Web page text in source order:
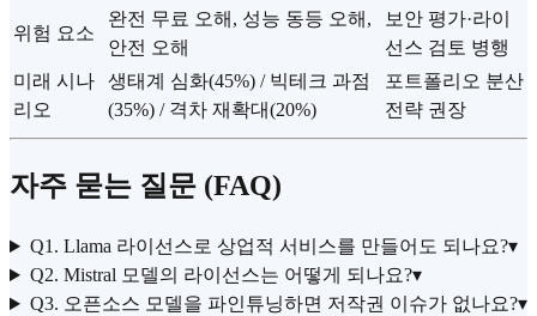
위험 요소
완전 무료 오해, 성능 동등 오해,
안전 오해
보안 평가·라이
선스 검토 병행
미래 시나
리오
생태계 심화(45%) / 빅테크 과점
(35%) / 격차 재확대(20%)
포트폴리오 분산
전략 권장
자주 묻는 질문 (FAQ)
Q1. Llama 라이선스로 상업적 서비스를 만들어도 되나요?▾
Q2. Mistral 모델의 라이선스는 어떻게 되나요?▾
Q3. 오픈소스 모델을 파인튜닝하면 저작권 이슈가 없나요?▾